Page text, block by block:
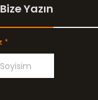
Bize Yazın
*